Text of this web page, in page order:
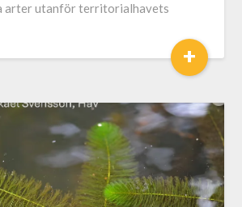
arter utanför territorialhavets
+